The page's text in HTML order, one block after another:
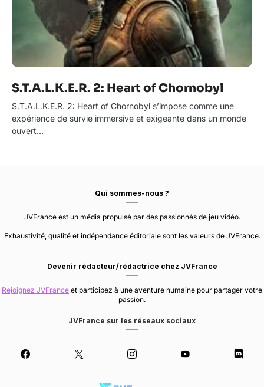
S.T.A.L.K.E.R. 2: Heart of Chornobyl
S.T.A.L.K.E.R. 2: Heart of Chornobyl s’impose comme une
expérience de survie immersive et exigeante dans un monde
ouvert…
Qui sommes-nous ?
JVFrance est un média propulsé par des passionnés de jeu vidéo.
Exhaustivité, qualité et indépendance éditoriale sont les valeurs de JVFrance.
Devenir rédacteur/rédactrice chez JVFrance
Rejoignez JVFrance et participez à une aventure humaine pour partager votre
passion.
JVFrance sur les réseaux sociaux